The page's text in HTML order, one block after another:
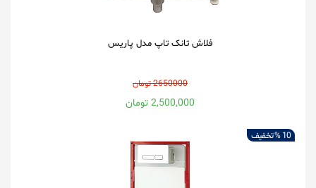
فلاش تانک تاپ مدل پاریس
2650000 تومان
2,500,000 تومان
10 % تخفیف